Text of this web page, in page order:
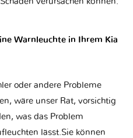
Warnleuchte in Ihrem Kia
oder andere Probleme
wäre unser Rat, vorsichtig
was das Problem
lässt.Sie können